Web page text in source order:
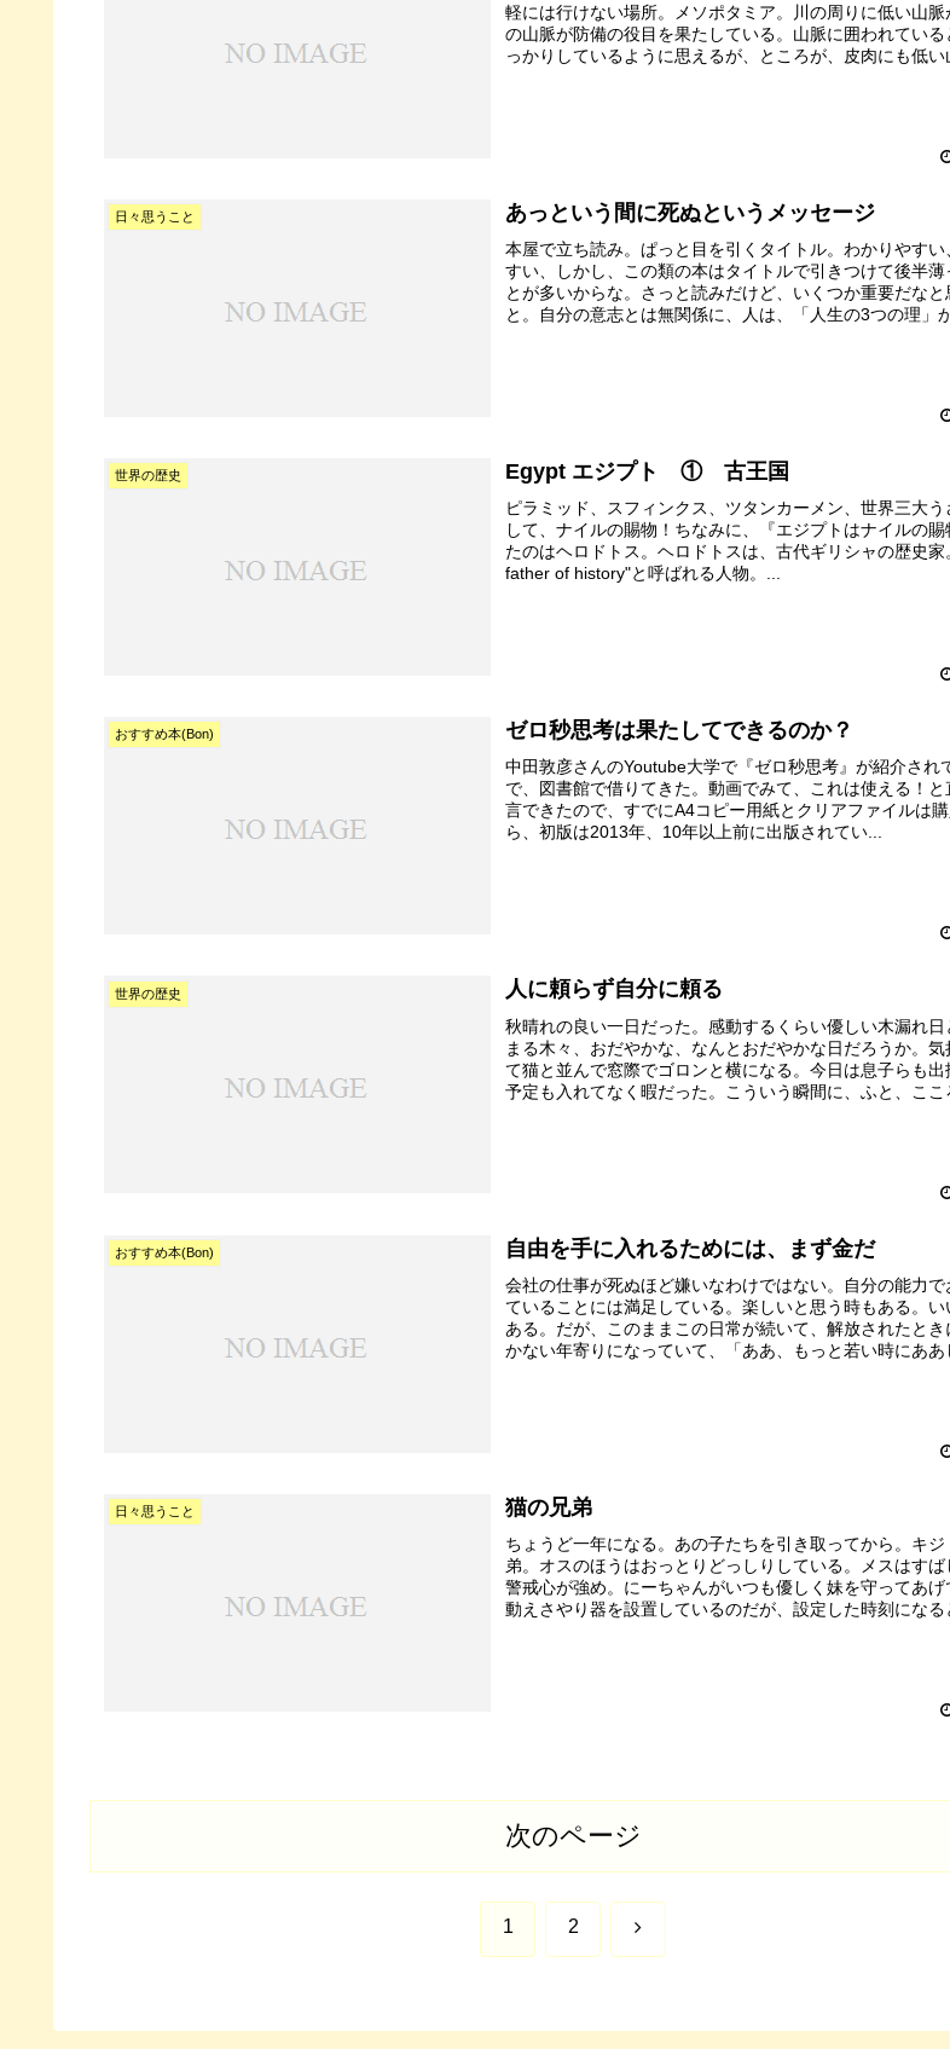
軽には行けない場所。メソポタミア。川の周りに低い山脈
の山脈が防備の役目を果たしている。山脈に囲われている
っかりしているように思えるが、ところが、皮肉にも低い
日々思うこと あっという間に死ぬというメッセージ
本屋で立ち読み。ぱっと目を引くタイトル。わかりやす
すい、しかし、この類の本はタイトルで引きつけて後半薄
とが多いからな。さっと読みだけど、いくつか重要だなと
と。自分の意志とは無関係に、人は、「人生の3つの理」
世界の歴史 Egypt エジプト ① 古王国
ピラミッド、スフィンクス、ツタンカーメン、世界三大う
して、ナイルの賜物！ちなみに、『エジプトはナイルの賜
たのはヘロドトス。ヘロドトスは、古代ギリシャの歴史
father of history"と呼ばれる人物。...
おすすめ本(Bon) ゼロ秒思考は果たしてできるのか？
中田敦彦さんのYoutube大学で『ゼロ秒思考』が紹介され
で、図書館で借りてきた。動画でみて、これは使える！
言できたので、すでにA4コピー用紙とクリアファイルは
ら、初版は2013年、10年以上前に出版されてい...
世界の歴史 人に頼らず自分に頼る
秋晴れの良い一日だった。感動するくらい優しい木漏れ日
まる木々、おだやかな、なんとおだやかな日だろうか。
て猫と並んで窓際でゴロンと横になる。今日は息子らも
予定も入れてなく暇だった。こういう瞬間に、ふと、ここ
おすすめ本(Bon) 自由を手に入れるためには、まず金だ
会社の仕事が死ぬほど嫌いなわけではない。自分の能力
ていることには満足している。楽しいと思う時もある。い
ある。だが、このままこの日常が続いて、解放されたとき
かない年寄りになっていて、「ああ、もっと若い時にああ
日々思うこと 猫の兄弟
ちょうど一年になる。あの子たちを引き取ってから。キジ
弟。オスのほうはおっとりどっしりしている。メスはすば
警戒心が強め。にーちゃんがいつも優しく妹を守ってあげ
動えさやり器を設置しているのだが、設定した時刻になる
次のページ
1 2 次